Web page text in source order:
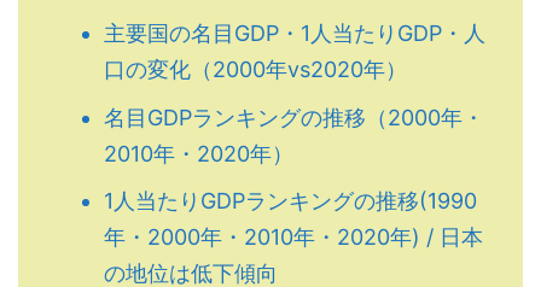
主要国の名目GDP・1人当たりGDP・人
口の変化（2000年vs2020年）
名目GDPランキングの推移（2000年・
2010年・2020年）
1人当たりGDPランキングの推移(1990
年・2000年・2010年・2020年) / 日本
の地位は低下傾向